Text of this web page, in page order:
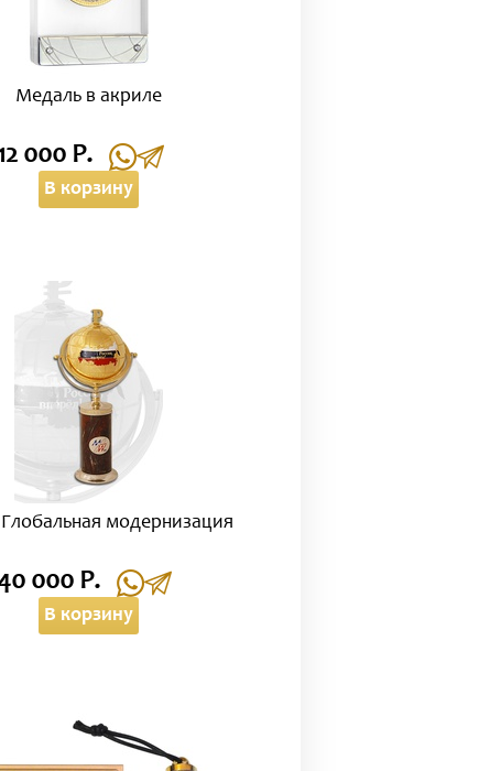
Медаль в акриле
000 Р.
В корзину
модернизация
000 Р.
В корзину